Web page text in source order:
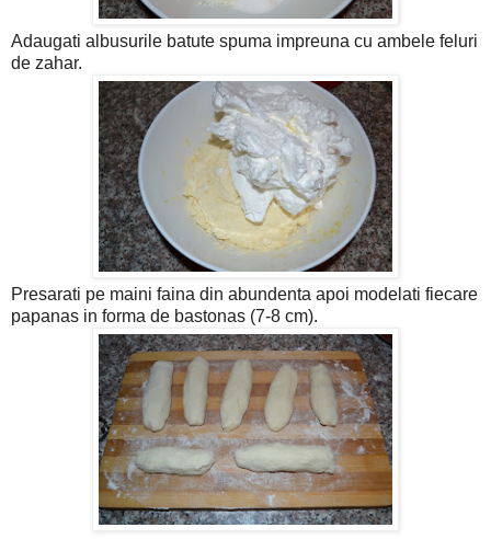
Adaugati albusurile batute spuma impreuna cu ambele feluri
de zahar.
Presarati pe maini faina din abundenta apoi modelati fiecare
papanas in forma de bastonas (7-8 cm).